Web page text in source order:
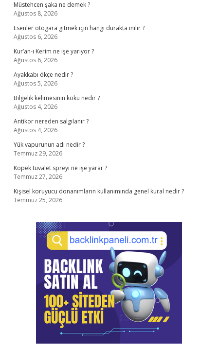
Müstehcen şaka ne demek ?
Ağustos 8, 2026
Esenler otogara gitmek için hangi durakta inilir ?
Ağustos 6, 2026
Kur’an-ı Kerim ne işe yarıyor ?
Ağustos 6, 2026
Ayakkabı ökçe nedir ?
Ağustos 5, 2026
Bilgelik kelimesinin kökü nedir ?
Ağustos 4, 2026
Antikor nereden salgılanır ?
Ağustos 4, 2026
Yük vapurunun adı nedir ?
Temmuz 29, 2026
Köpek tuvalet spreyi ne işe yarar ?
Temmuz 27, 2026
Kişisel koruyucu donanımların kullanımında genel kural nedir ?
Temmuz 25, 2026